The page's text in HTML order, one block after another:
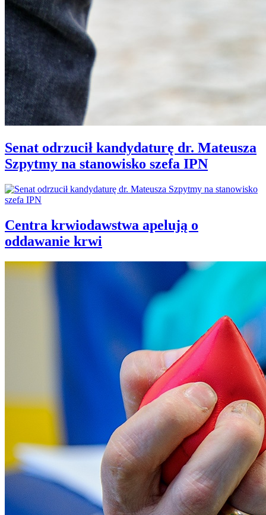
Senat odrzucił kandydaturę dr. Mateusza
Szpytmy na stanowisko szefa IPN
Centra krwiodawstwa apelują o
oddawanie krwi